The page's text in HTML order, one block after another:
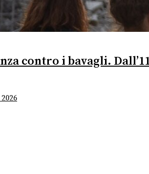
contro i bavagli.